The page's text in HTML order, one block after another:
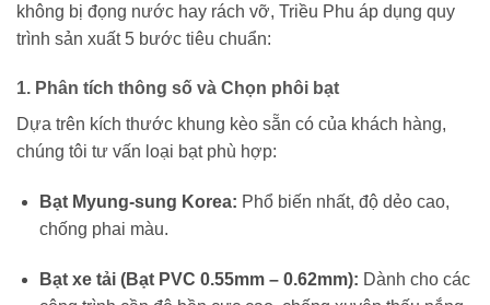
không bị đọng nước hay rách vỡ, Triều Phu áp dụng quy
trình sản xuất 5 bước tiêu chuẩn:
1. Phân tích thông số và Chọn phôi bạt
Dựa trên kích thước khung kèo sẵn có của khách hàng,
chúng tôi tư vấn loại bạt phù hợp:
Bạt Myung-sung Korea: Phổ biến nhất, độ dẻo cao,
chống phai màu.
Bạt xe tải (Bạt PVC 0.55mm – 0.62mm): Dành cho các